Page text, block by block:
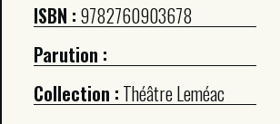
ISBN : 9782760903678
Parution :
Collection : Théâtre Leméac